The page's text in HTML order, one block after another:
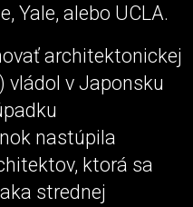
Yale, alebo UCLA.
architektonickej
vládol v Japonsku
nastúpila
ktorá sa
strednej